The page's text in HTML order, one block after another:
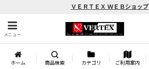
ＶＥＲＴＥＸ ＷＥＢショップ
メニュー
ホーム 商品検索 カテゴリ ご利用案内